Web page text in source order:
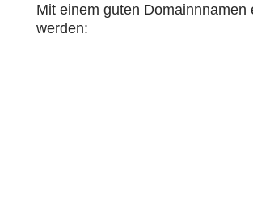
Mit einem guten Domainnnamen
werden: